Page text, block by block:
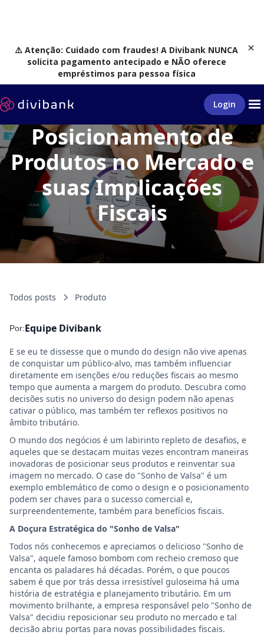
⚠️ Atenção: Cuidado com fraudes! A Divibank NUNCA
solicita pagamento antecipado e NÃO oferece
empréstimos para pessoa física
Login
Produto
O Poder do Design e do
Posicionamento de
Produtos no Mercado e
suas Implicações
Fiscais
Todos posts Produto
Por:Equipe Divibank
E se eu te dissesse que o mundo do design não vive apenas
de conquistar um público-alvo, mas também influenciar
diretamente em isenções e/ou reduções fiscais ao mesmo
tempo que aumenta a margem do produto. Descubra como
decisões sutis no universo do design podem não apenas
cativar o público, mas também ter reflexos positivos no
âmbito tributário.
O mundo dos negócios é um labirinto repleto de desafios, e
aqueles que se destacam muitas vezes encontram maneiras
inovadoras de posicionar seus produtos e reinventar sua
imagem no mercado. O case do "Sonho de Valsa" é um
exemplo emblemático de como o design e o posicionamento
podem ser chaves para o sucesso comercial e,
surpreendentemente, também para benefícios fiscais.
A Doçura Estratégica do "Sonho de Valsa"
Todos nós conhecemos e apreciamos o delicioso "Sonho de
Valsa", aquele famoso bombom com recheio cremoso que
encanta os paladares há décadas. Porém, o que poucos
sabem é que por trás dessa irresistível guloseima há uma
história de estratégia e planejamento tributário. Em um
movimento brilhante, a empresa responsável pelo "Sonho de
Valsa" decidiu reposicionar seu produto no mercado e tal
decisão abriu portas para novas possibilidades fiscais.